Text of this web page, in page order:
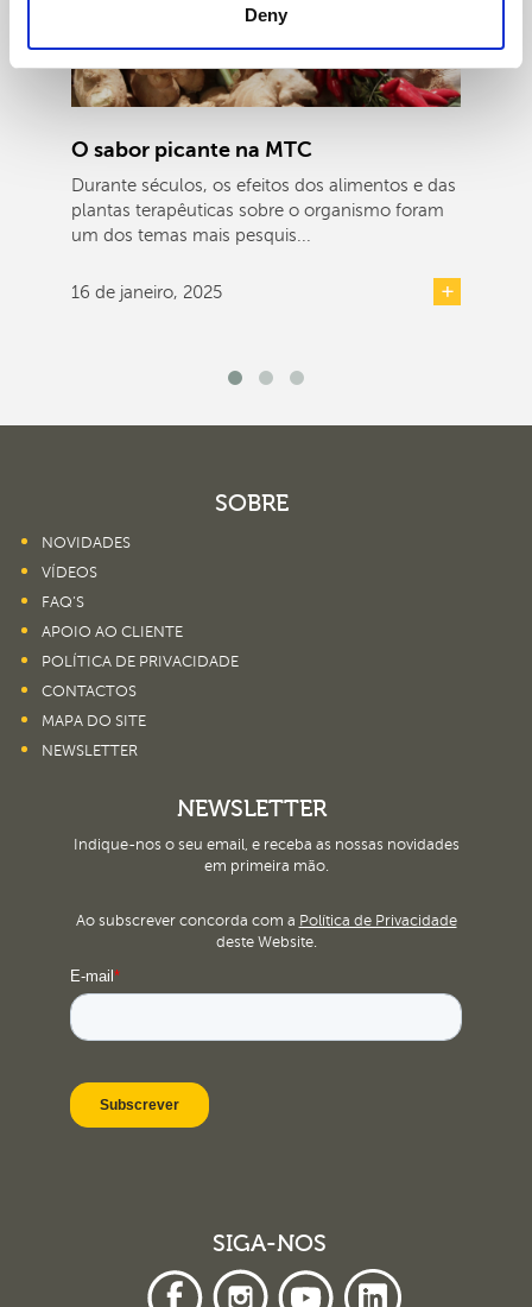
Deny
O sabor picante na MTC
Durante séculos, os efeitos dos alimentos e das
plantas terapêuticas sobre o organismo foram
um dos temas mais pesquis...
16 de janeiro, 2025
SOBRE
NOVIDADES
VÍDEOS
FAQ’S
APOIO AO CLIENTE
POLÍTICA DE PRIVACIDADE
CONTACTOS
MAPA DO SITE
NEWSLETTER
NEWSLETTER
Indique-nos o seu email, e receba as nossas novidades
em primeira mão.
Ao subscrever concorda com a Política de Privacidade
deste Website.
SIGA-NOS